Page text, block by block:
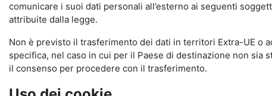
comunicare i suoi dati personali all’esterno ai seguenti
attribuite dalla legge.
Non è previsto il trasferimento dei dati in territori Extra-UE o
specifica, nel caso in cui per il Paese di destinazione non sia
il consenso per procedere con il trasferimento.